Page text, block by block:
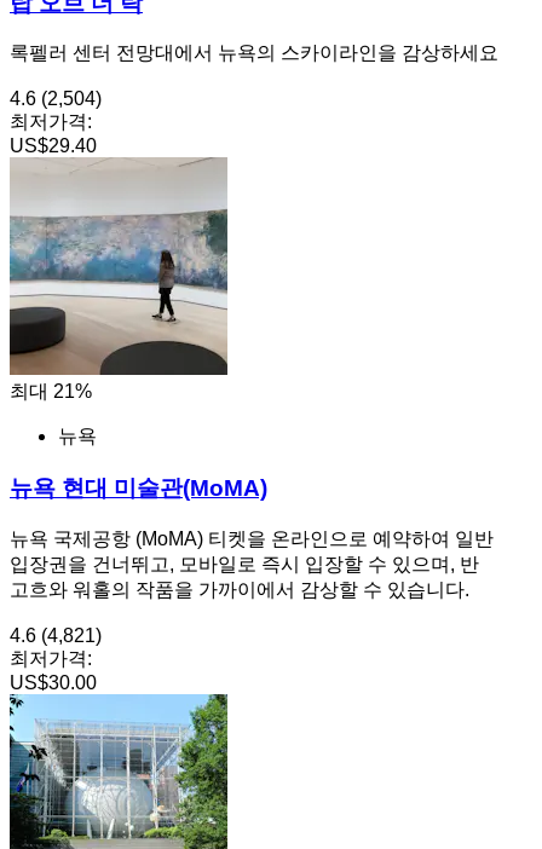
록펠러 센터 전망대에서 뉴욕의 스카이라인을 감상하세요
4.6 (2,504)
최저가격:
US$29.40
최대 21%
뉴욕
뉴욕 현대 미술관(MoMA)
뉴욕 국제공항 (MoMA) 티켓을 온라인으로 예약하여 일반
입장권을 건너뛰고, 모바일로 즉시 입장할 수 있으며, 반
고흐와 워홀의 작품을 가까이에서 감상할 수 있습니다.
4.6 (4,821)
최저가격:
US$30.00